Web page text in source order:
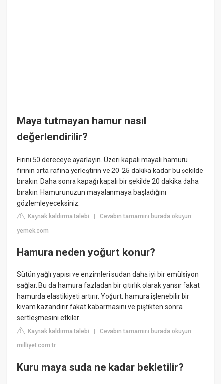
Maya tutmayan hamur nasıl
değerlendirilir?
Fırını 50 dereceye ayarlayın. Üzeri kapalı mayalı hamuru
fırının orta rafına yerleştirin ve 20-25 dakika kadar bu şekilde
bırakın. Daha sonra kapağı kapalı bir şekilde 20 dakika daha
bırakın. Hamurunuzun mayalanmaya başladığını
gözlemleyeceksiniz.
Kaynak kaldırma talebi |Cevabın tamamını burada okuyun:
yemek.com
Hamura neden yoğurt konur?
Sütün yağlı yapısı ve enzimleri sudan daha iyi bir emülsiyon
sağlar. Bu da hamura fazladan bir çıtırlık olarak yansır fakat
hamurda elastikiyeti artırır. Yoğurt, hamura işlenebilir bir
kıvam kazandırır fakat kabarmasını ve piştikten sonra
sertleşmesini etkiler.
Kaynak kaldırma talebi |Cevabın tamamını burada okuyun:
milliyet.com.tr
Kuru maya suda ne kadar bekletilir?